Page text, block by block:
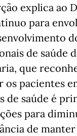
explica ao
para
de saúde
que
os pacientes
de saúde é
para
de